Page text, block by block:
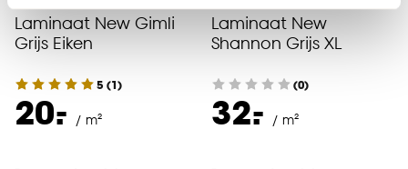
Klik op ‘Ja, alles toestaan’ om gebruik te maken
van alle cookies, of klik op ‘weigeren’ om alleen de
voor kiezen om bepaalde cookies wel of niet te
accepteren door op ‘Cookies aanpassen’ te
Laminaat New Gimli
Grijs Eiken
5 (1)
20.
- / m²
Laminaat New
Shannon Grijs XL
(0)
32.
- / m²